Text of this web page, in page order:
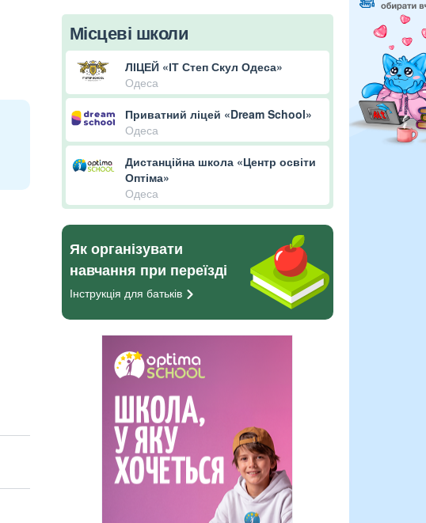
Місцеві школи
ЛІЦЕЙ «ІТ Степ Скул Одеса»
Одеса
Приватний ліцей «Dream School»
Одеса
Дистанційна школа «Центр освіти
Оптіма»
Одеса
Як організувати
навчання при переїзді
Інструкція для батьків